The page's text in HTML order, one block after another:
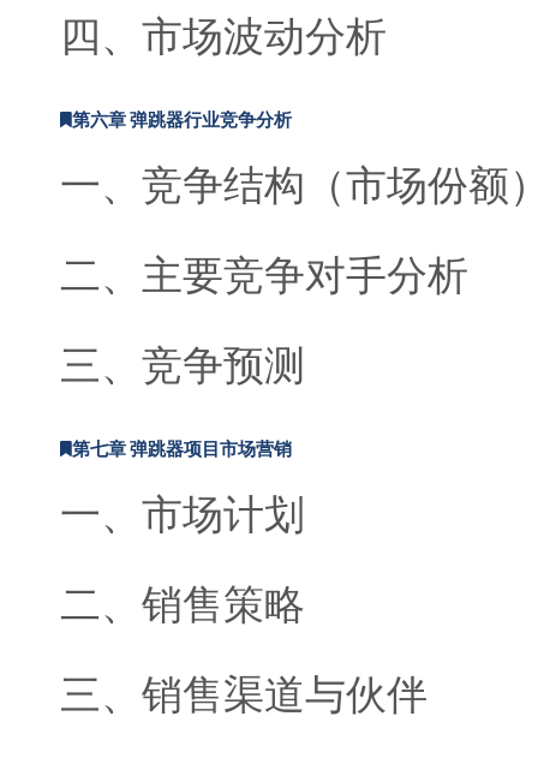
四、市场波动分析
第六章 弹跳器行业竞争分析
一、竞争结构（市场份额
二、主要竞争对手分析
三、竞争预测
第七章 弹跳器项目市场营销
一、市场计划
二、销售策略
三、销售渠道与伙伴